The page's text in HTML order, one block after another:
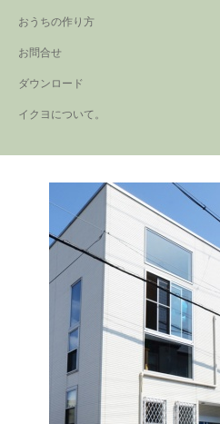
おうちの作り方
お問合せ
ダウンロード
イクヨについて。